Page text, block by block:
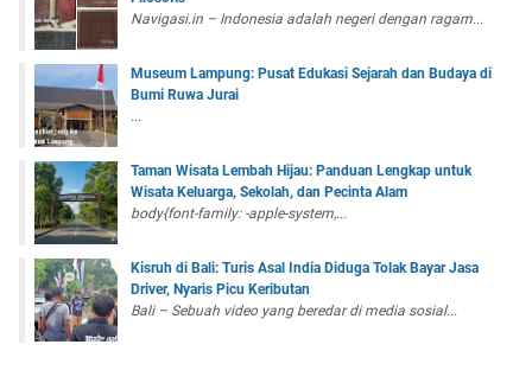
Navigasi.in – Indonesia adalah negeri dengan ragam...
Museum Lampung: Pusat Edukasi Sejarah dan Budaya di
Bumi Ruwa Jurai
...
Taman Wisata Lembah Hijau: Panduan Lengkap untuk
Wisata Keluarga, Sekolah, dan Pecinta Alam
body{font-family: -apple-system,...
Kisruh di Bali: Turis Asal India Diduga Tolak Bayar Jasa
Driver, Nyaris Picu Keributan
Bali – Sebuah video yang beredar di media sosial...